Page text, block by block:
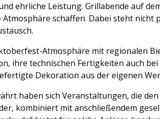
ehrliche Leistung. Grillabende auf
schaffen. Dabei steht
Atmosphäre mit regionalen
ihre technischen Fertigkeiten auch
Dekoration aus der eigenen
haben sich Veranstaltungen, die
kombiniert mit anschließendem